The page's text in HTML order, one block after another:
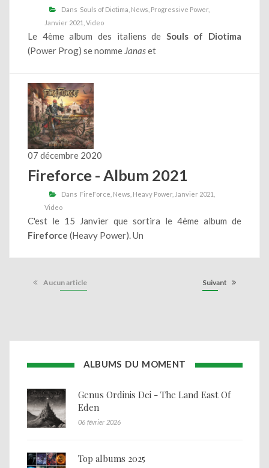
Dans Souls of Diotima News Progressive Power
Janvier 2021 Video
Le 4ème album des italiens de Souls of Diotima
(Power Prog) se nomme Janaset
07 décembre 2020
Fireforce - Album 2021
Dans FireForce News Heavy Power Janvier 2021
Video
C'est le 15 Janvier que sortira le 4ème album de
Fireforce (Heavy Power). Un
Aucun article Suivant
ALBUMS DU MOMENT
Genus Ordinis Dei - The Land East Of
Eden
06 février 2026
Top albums 2025